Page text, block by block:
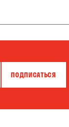
Бровары
Гнедин
ПОДПИСАТЬСЯ